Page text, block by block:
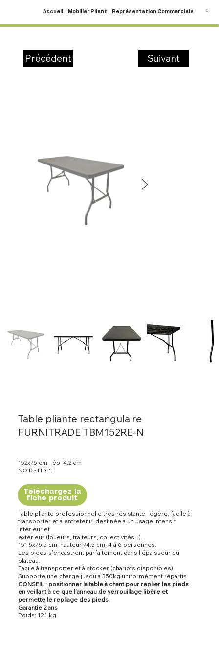
Accueil Mobilier Pliant Représentation Commerciale SAV
Table pliante rectangulaire
FURNITRADE TBM152RE-N
152x76 cm - ép. 4,2 cm
NOIR - HDPE
Téléchargez la
fiche produit
Table pliante professionnelle très résistante, légère, facile à
transporter et à entretenir, destinée à un usage intensif
intérieur et
extérieur (loueurs, traiteurs, collectivités...).
151.5x75.5 cm, hauteur 74.5 cm, 4 à 6 personnes.
Les pieds s'encastrent parfaitement dans l'épaisseur du
plateau.
Facile à transporter et à stocker (chariots disponibles)
Supporte une charge jusqu'à 350kg uniformément répartis.
CONSEIL : positionner la table à chant pour replier les pieds
en veillant à ce que l'anneau de verrouillage libère et
permette le repliage des pieds.
Garantie 2 ans
Poids: 12,1 kg
Précédent Suivant